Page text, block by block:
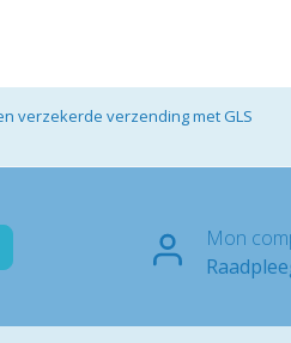
verzekerde verzending met GLS
Mon